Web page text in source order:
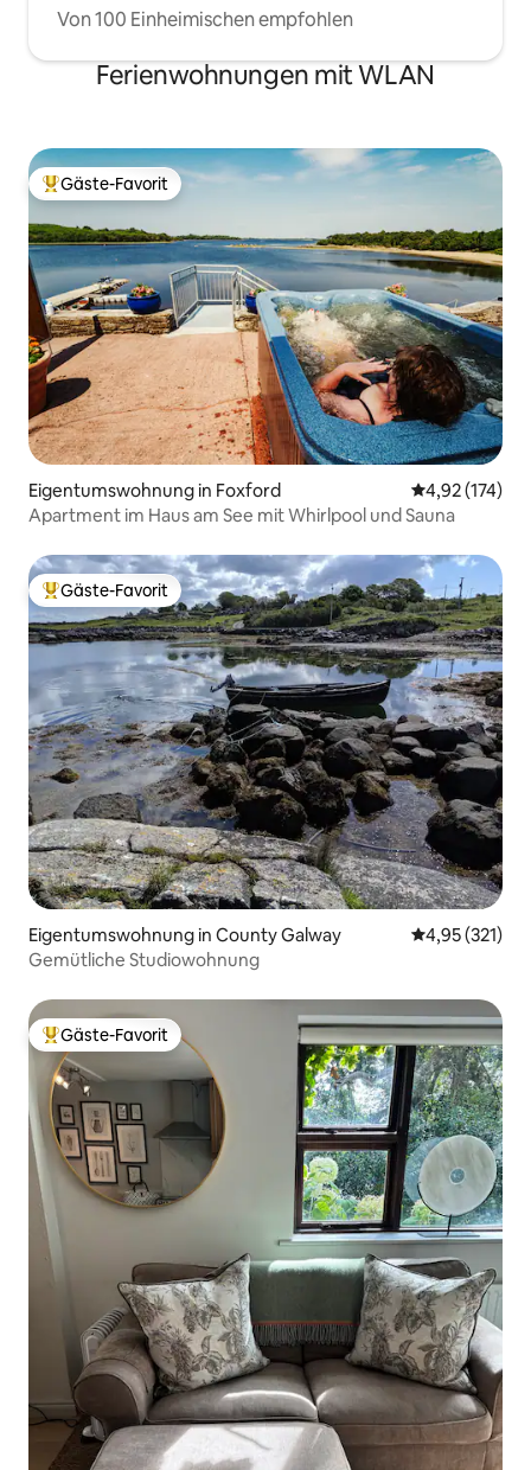
Von 100 Einheimischen empfohlen
Ferienwohnungen mit WLAN
Beliebter Gäste-Favorit.
Gäste-Favorit
Eigentumswohnung in Foxford
4,92 (174)
Apartment im Haus am See mit Whirlpool und Sauna
Beliebter Gäste-Favorit.
Gäste-Favorit
Eigentumswohnung in County Galway
4,95 (321)
Gemütliche Studiowohnung
Beliebter Gäste-Favorit.
Gäste-Favorit